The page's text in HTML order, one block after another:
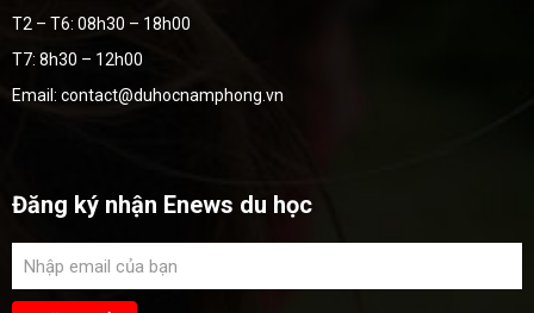
T2 – T6: 08h30 – 18h00
T7: 8h30 – 12h00
Email: contact@duhocnamphong.vn
Đăng ký nhận Enews du học